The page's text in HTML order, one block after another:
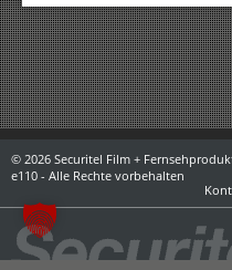
© 2026 Securitel Film +
e110 - Alle Rechte vorbehalten